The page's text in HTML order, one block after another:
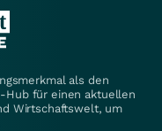
als den
Hub für einen aktuellen
Wirtschaftswelt, um